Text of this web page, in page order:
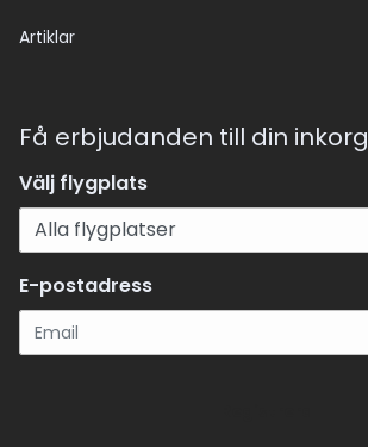
Artiklar
Få erbjudanden till din inkorg
Välj flygplats
E-postadress